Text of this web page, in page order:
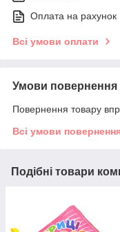
Оплата на рахунок
Всі умови оплати
Умови повернення
Повернення товару
Всі умови
Подібні товари